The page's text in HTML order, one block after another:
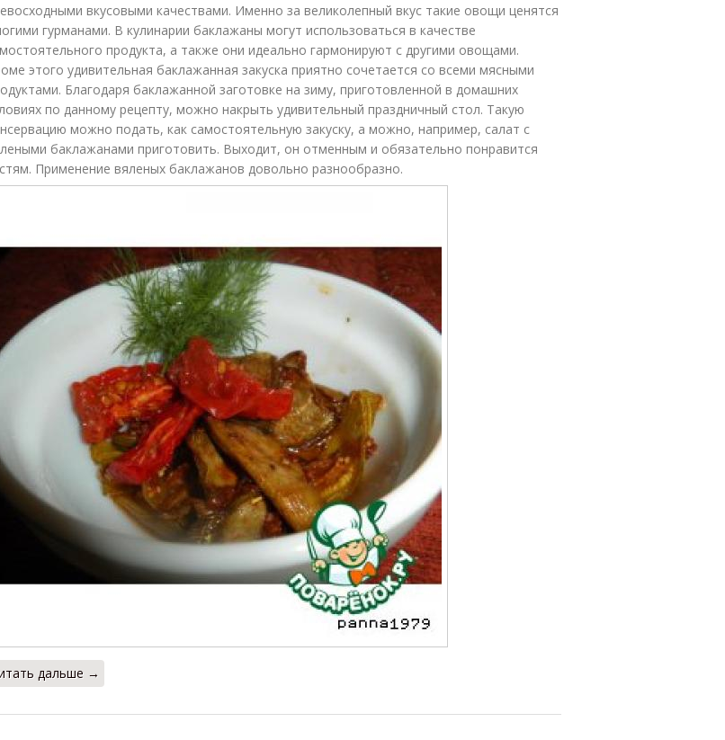
вкусовыми качествами. Именно за великолепный вкус такие овощи ценятся
гурманами. В кулинарии баклажаны могут использоваться в качестве
продукта, а также они идеально гармонируют с другими овощами.
этого удивительная баклажанная закуска приятно сочетается со всеми мясными
Благодаря баклажанной заготовке на зиму, приготовленной в домашних
по данному рецепту, можно накрыть удивительный праздничный стол. Такую
можно подать, как самостоятельную закуску, а можно, например, салат с
баклажанами приготовить. Выходит, он отменным и обязательно понравится
Применение вяленых баклажанов довольно разнообразно.
дальше →